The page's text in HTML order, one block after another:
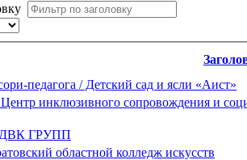
педагога / Детский сад и ясли «Аист»
инклюзивного сопровождения и
ДВК ГРУПП
областной колледж искусств